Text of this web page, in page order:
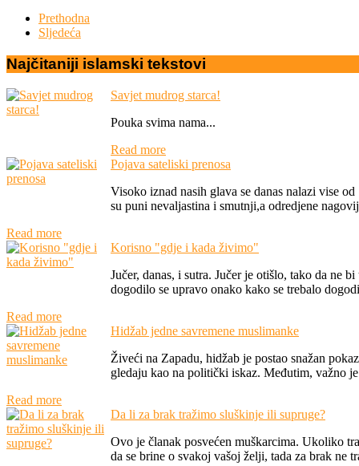
Prethodna
Sljedeća
Najčitaniji islamski tekstovi
Savjet mudrog starca!
Pouka svima nama...
Read more
Pojava sateliski prenosa
Visoko iznad nasih glava se danas nalazi vise
su puni nevaljastina i smutnji,a odredjene
Read more
Korisno "gdje i kada živimo"
Jučer, danas, i sutra. Jučer je otišlo, tako da ne
dogodilo se upravo onako kako se trebalo
Read more
Hidžab jedne savremene muslimanke
Živeći na Zapadu, hidžab je postao snažan
gledaju kao na politički iskaz. Međutim, važno
Read more
Da li za brak tražimo sluškinje ili supruge?
Ovo je članak posvećen muškarcima. Ukoliko
da se brine o svakoj vašoj želji, tada za brak ne